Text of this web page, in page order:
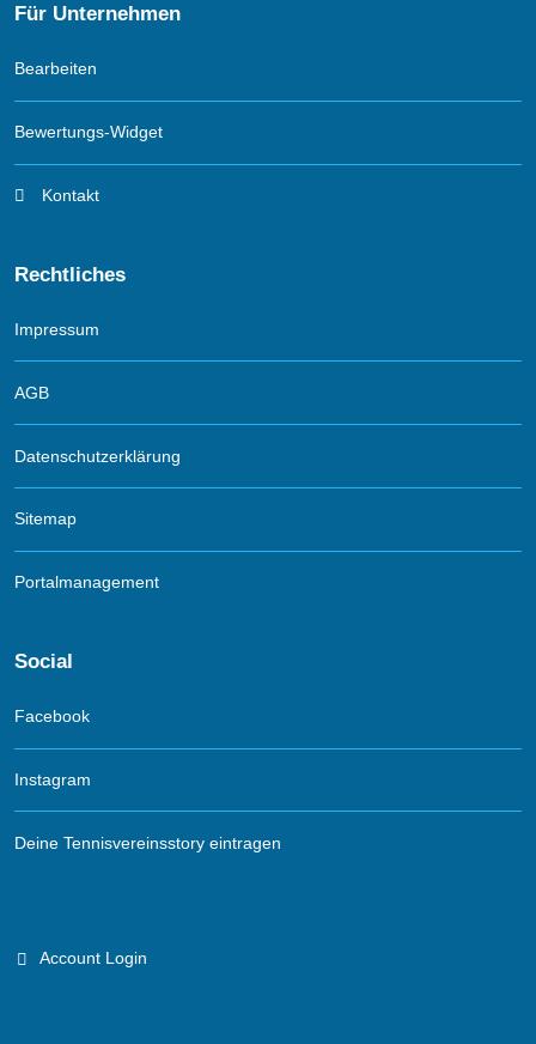
Für Unternehmen
Bearbeiten
Bewertungs-Widget
Kontakt
Rechtliches
Impressum
AGB
Datenschutzerklärung
Sitemap
Portalmanagement
Social
Facebook
Instagram
Deine Tennisvereinsstory eintragen
Account Login